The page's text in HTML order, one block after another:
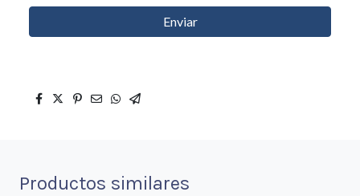
Enviar
Productos similares